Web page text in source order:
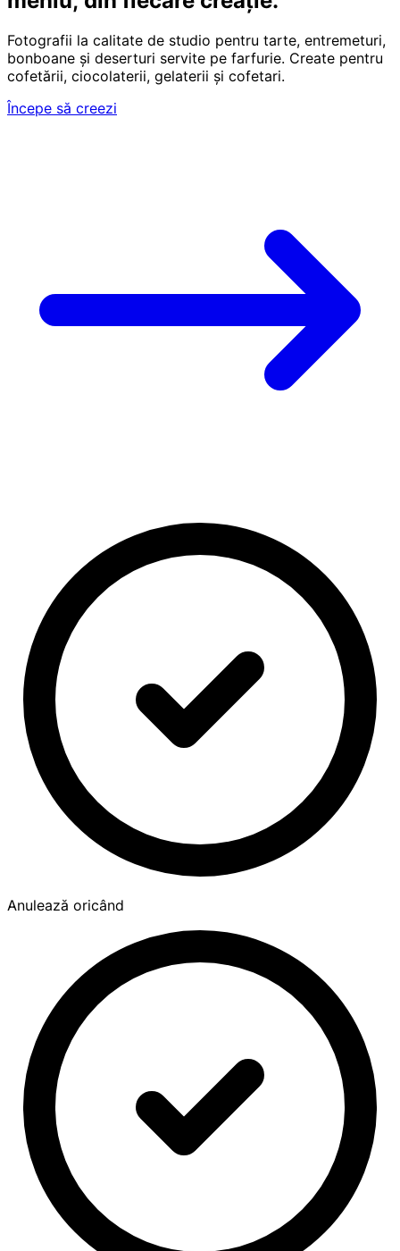
Fotografii la calitate de studio pentru tarte, entremeturi,
bonboane și deserturi servite pe farfurie. Create pentru
cofetării, ciocolaterii, gelaterii și cofetari.
Începe să creezi
Anulează oricând